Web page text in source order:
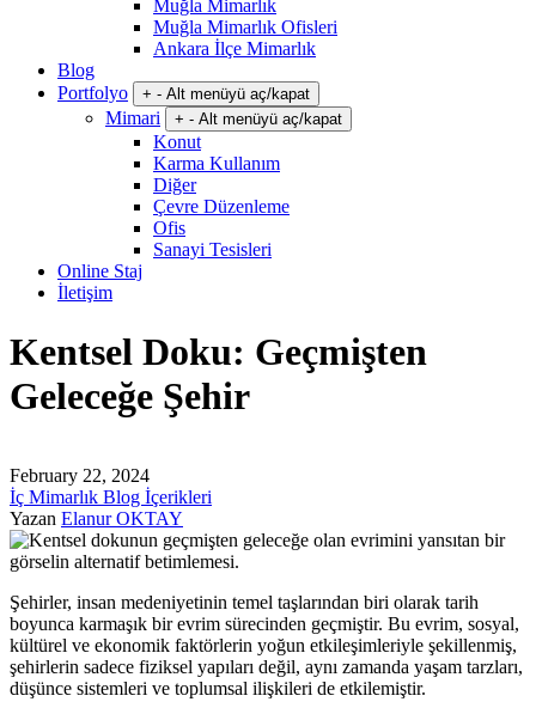
Muğla Mimarlık
Muğla Mimarlık Ofisleri
Ankara İlçe Mimarlık
Blog
Portfolyo
+ - Alt menüyü aç/kapat
Mimari + - Alt menüyü aç/kapat
Konut
Karma Kullanım
Diğer
Çevre Düzenleme
Ofis
Sanayi Tesisleri
Online Staj
İletişim
Kentsel Doku: Geçmişten
Geleceğe Şehir
February 22, 2024
İç Mimarlık Blog İçerikleri
Yazan Elanur OKTAY
Şehirler, insan medeniyetinin temel taşlarından biri olarak tarih
boyunca karmaşık bir evrim sürecinden geçmiştir. Bu evrim, sosyal,
kültürel ve ekonomik faktörlerin yoğun etkileşimleriyle şekillenmiş,
şehirlerin sadece fiziksel yapıları değil, aynı zamanda yaşam tarzları,
düşünce sistemleri ve toplumsal ilişkileri de etkilemiştir.